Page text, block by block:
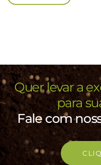
Quer levar a
para
Fale com